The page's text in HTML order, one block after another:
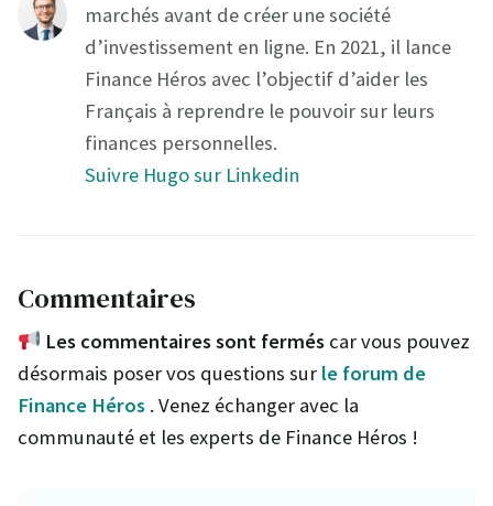
marchés avant de créer une société
d’investissement en ligne. En 2021, il lance
Finance Héros avec l’objectif d’aider les
Français à reprendre le pouvoir sur leurs
finances personnelles.
Suivre Hugo sur Linkedin
Commentaires
Les commentaires sont fermés car vous pouvez
désormais poser vos questions sur le forum de
Finance Héros . Venez échanger avec la
communauté et les experts de Finance Héros !